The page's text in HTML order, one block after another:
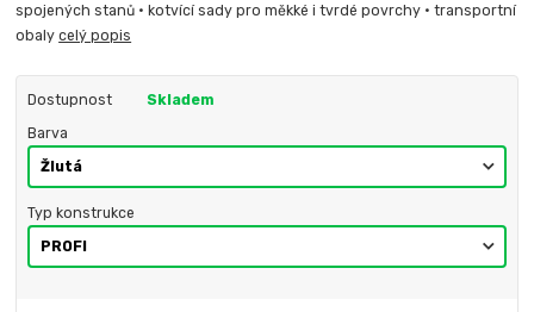
spojených stanů • kotvící sady pro měkké i tvrdé povrchy • transportní
obalycelý popis
Dostupnost Skladem
Barva
Typ konstrukce